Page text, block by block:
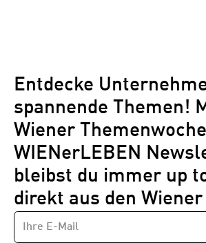
Entdecke
spannende Themen!
Wiener
WIENerLEBEN
bleibst du immer up
direkt aus den
Newsletter
E-
MAIL-
ADRESSE